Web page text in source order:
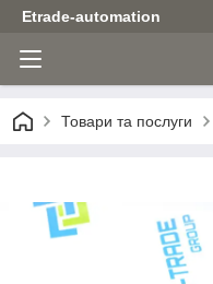
Etrade-automation
Товари та послуги